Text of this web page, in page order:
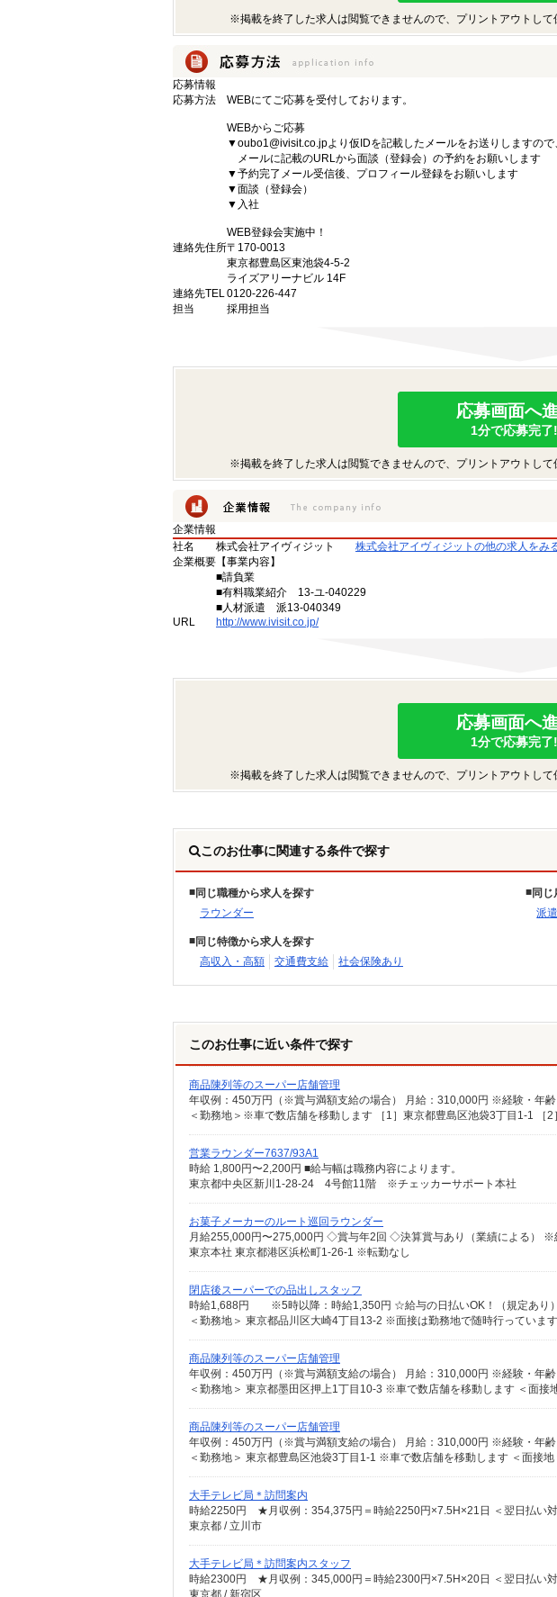
※掲載を終了した求人は閲覧できませんので、プリントアウトして
応募情報
応募方法
WEBにてご応募を受付しております。
WEBからご応募
▼oubo1@ivisit.co.jpより仮IDを記載したメールをお送りしますので
メールに記載のURLから面談（登録会）の予約をお願いします
▼予約完了メール受信後、プロフィール登録をお願いします
▼面談（登録会）
▼入社
WEB登録会実施中！
連絡先住所〒170-0013
東京都豊島区東池袋4-5-2
ライズアリーナビル 14F
連絡先TEL0120-226-447
担当
採用担当
応募画面へ
1分で応募完了
※掲載を終了した求人は閲覧できませんので、プリントアウトして
企業情報
社名
株式会社アイヴィジット
株式会社アイヴィジットの他の求人をみ
企業概要 【事業内容】
■請負業
■有料職業紹介 13-ユ-040229
■人材派遣 派13-040349
URL
http://www.ivisit.co.jp/
応募画面へ
1分で応募完了
※掲載を終了した求人は閲覧できませんので、プリントアウトして
このお仕事に関連する条件で探す
同じ職種から求人を探す
ラウンダー
同
派
同じ特徴から求人を探す
高収入・高額
交通費支給 社会保険あり
このお仕事に近い条件で探す
商品陳列等のスーパー店舗管理
営業ラウンダー7637/93A1
時給 1,800円〜2,200円 ■給与幅は職務内容によります。
東京都中央区新川1-28-24 4号館11階 ※チェッカーサポート本社
お菓子メーカーのルート巡回ラウンダー
東京本社 東京都港区浜松町1-26-1 ※転勤なし
閉店後スーパーでの品出しスタッフ
時給1,688円 ※5時以降：時給1,350円 ☆給与の日払いOK！（規定あり）
＜勤務地＞ 東京都品川区大崎4丁目13-2 ※面接は勤務地で随時行ってい
商品陳列等のスーパー店舗管理
商品陳列等のスーパー店舗管理
大手テレビ局＊訪問案内
時給2250円 ★月収例：354,375円＝時給2250円×7.5H×21日 ＜翌日払い対
東京都 / 立川市
大手テレビ局＊訪問案内スタッフ
時給2300円 ★月収例：345,000円＝時給2300円×7.5H×20日 ＜翌日払い対
東京都 / 新宿区